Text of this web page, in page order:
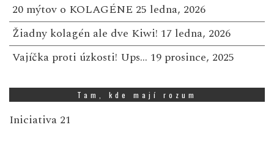
20 mýtov o KOLAGÉNE 25 ledna, 2026
Žiadny kolagén ale dve Kiwi! 17 ledna, 2026
Vajíčka proti úzkosti! Ups… 19 prosince, 2025
Tam, kde mají rozum
Iniciativa 21